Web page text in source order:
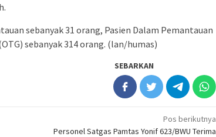
sebanyak 31 orang, Pasien Dalam Pemantauan
sebanyak 314 orang. (lan/humas)
SEBARKAN
Pos berikutnya
Personel Satgas Pamtas Yonif 623/BWU Terima